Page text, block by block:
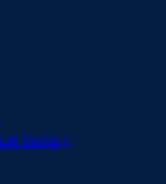
hodiny